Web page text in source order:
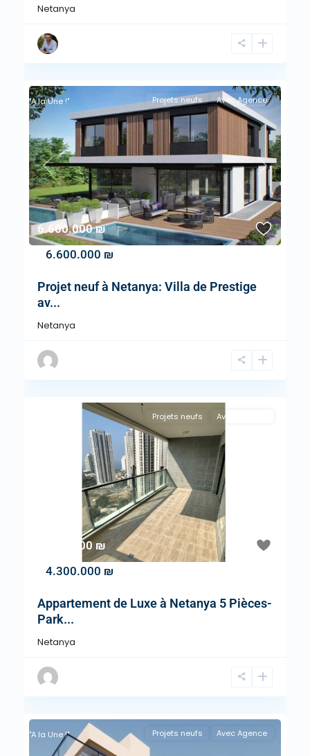
Netanya
Previous Next
6.600.000 ₪
Projets neufs Avec Agence
"A la Une !"
6.600.000 ₪
Projet neuf à Netanya: Villa de Prestige
av...
Netanya
Previous
4.300.000 ₪
Projets neufs Avec Agence
4.300.000 ₪
Appartement de Luxe à Netanya 5 Pièces-
Park...
Netanya
Projets neufs Avec Agence
"A la Une !"